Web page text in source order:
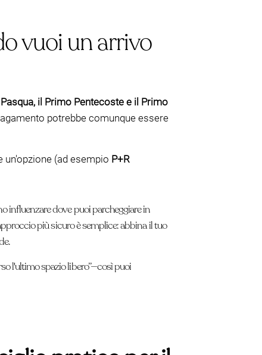
vuoi un arrivo
il Primo Pentecoste e il Primo
potrebbe comunque essere
(ad esempio P+R
influenzare dove puoi parcheggiare in
più sicuro è semplice: abbina il tuo
l'ultimo spazio libero”—così puoi